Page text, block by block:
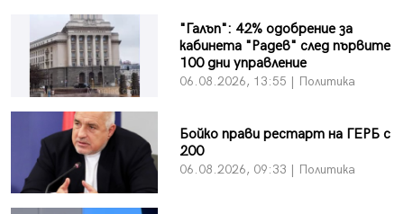
"Галъп": 42% одобрение за
кабинета "Радев" след първите
100 дни управление
06.08.2026, 13:55 | Политика
Бойко прави рестарт на ГЕРБ с
200
06.08.2026, 09:33 | Политика